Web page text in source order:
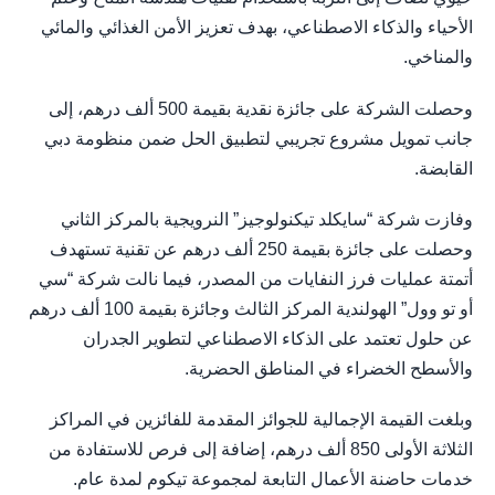
الأحياء والذكاء الاصطناعي، بهدف تعزيز الأمن الغذائي والمائي
والمناخي.
وحصلت الشركة على جائزة نقدية بقيمة 500 ألف درهم، إلى
جانب تمويل مشروع تجريبي لتطبيق الحل ضمن منظومة دبي
القابضة.
وفازت شركة “سايكلد تيكنولوجيز” النرويجية بالمركز الثاني
وحصلت على جائزة بقيمة 250 ألف درهم عن تقنية تستهدف
أتمتة عمليات فرز النفايات من المصدر، فيما نالت شركة “سي
أو تو وول” الهولندية المركز الثالث وجائزة بقيمة 100 ألف درهم
عن حلول تعتمد على الذكاء الاصطناعي لتطوير الجدران
والأسطح الخضراء في المناطق الحضرية.
وبلغت القيمة الإجمالية للجوائز المقدمة للفائزين في المراكز
الثلاثة الأولى 850 ألف درهم، إضافة إلى فرص للاستفادة من
خدمات حاضنة الأعمال التابعة لمجموعة تيكوم لمدة عام.